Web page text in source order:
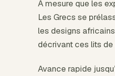
À mesure que les
Les Grecs se
les designs
décrivant ces lits
Avance rapide